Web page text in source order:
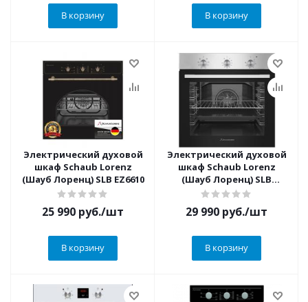
В корзину В корзину
Электрический духовой
шкаф Schaub Lorenz
(Шауб Лоренц) SLB EZ6610
25 990 руб./шт
В корзину
Электрический духовой
шкаф Schaub Lorenz
(Шауб Лоренц) SLB
EE608L0
29 990 руб./шт
В корзину